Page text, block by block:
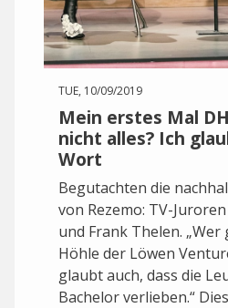
TUE, 10/09/2019
Mein erstes Mal
nicht alles? Ich
Wort
Begutachten die
von Rezemo: TV-
und Frank Thelen. „Wer
Höhle der Löwen
glaubt auch, dass die
Bachelor verlieben.“